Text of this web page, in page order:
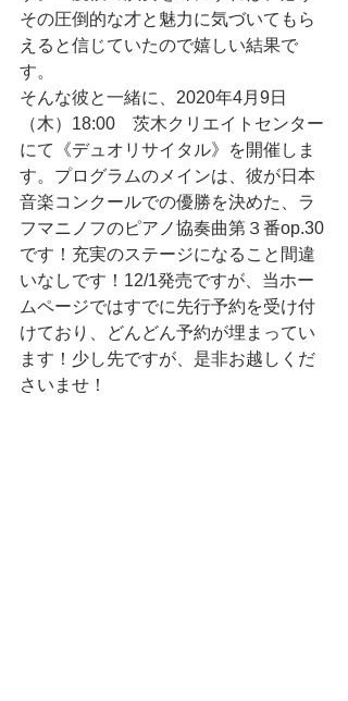
その圧倒的な才と魅力に気づいてもら
えると信じていたので嬉しい結果で
す。
そんな彼と一緒に、2020年4月9日
（木）18:00　茨木クリエイトセンター
にて《デュオリサイタル》を開催しま
す。プログラムのメインは、彼が日本
音楽コンクールでの優勝を決めた、ラ
フマニノフのピアノ協奏曲第３番op.30
です！充実のステージになること間違
いなしです！12/1発売ですが、当ホー
ムページではすでに先行予約を受け付
けており、どんどん予約が埋まってい
ます！少し先ですが、是非お越しくだ
さいませ！